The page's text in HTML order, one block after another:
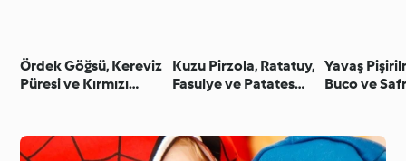
Ördek Göğsü, Kereviz
Püresi ve Kırmızı
Kuzu Pirzola, Ratatuy,
Fasulye ve Patates
Yavaş
Buco ve